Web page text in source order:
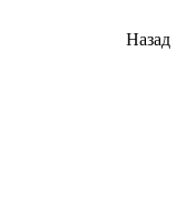
Назад